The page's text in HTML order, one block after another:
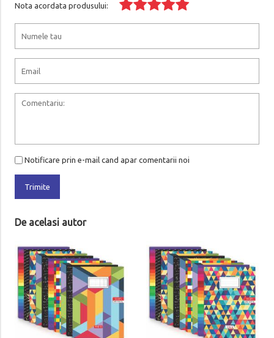
Nota acordata produsului:
Notificare prin e-mail cand apar comentarii noi
Trimite
De acelasi autor